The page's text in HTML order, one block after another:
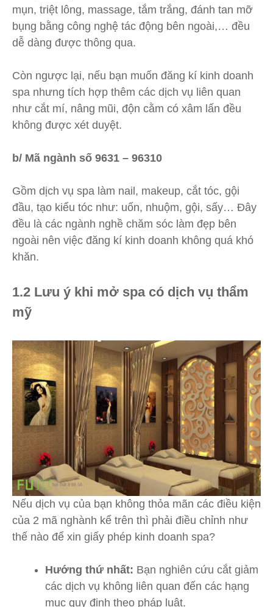
mụn, triệt lông, massage, tắm trắng, đánh tan mỡ
bụng bằng công nghệ tác động bên ngoài,… đều
dễ dàng được thông qua.
Còn ngược lại, nếu bạn muốn đăng kí kinh doanh
spa nhưng tích hợp thêm các dịch vụ liên quan
như cắt mí, nâng mũi, độn cằm có xâm lấn đều
không được xét duyệt.
b/ Mã ngành số 9631 – 96310
Gồm dịch vụ spa làm nail, makeup, cắt tóc, gội
đầu, tạo kiểu tóc như: uốn, nhuộm, gội, sấy… Đây
đều là các ngành nghề chăm sóc làm đẹp bên
ngoài nên việc đăng kí kinh doanh không quá khó
khăn.
1.2 Lưu ý khi mở spa có dịch vụ thẩm
mỹ
Nếu dịch vụ của bạn không thỏa mãn các điều kiện
của 2 mã nghành kể trên thì phải điều chỉnh như
thế nào để xin giấy phép kinh doanh spa?
Hướng thứ nhất: Bạn nghiên cứu cắt giảm
các dịch vụ không liên quan đến các hạng
mục quy định theo pháp luật.